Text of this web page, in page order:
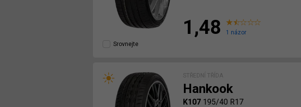
1,48
1 názor
Srovnejte
STŘEDNÍ TŘÍDA
Hankook
K107 195/40 R17